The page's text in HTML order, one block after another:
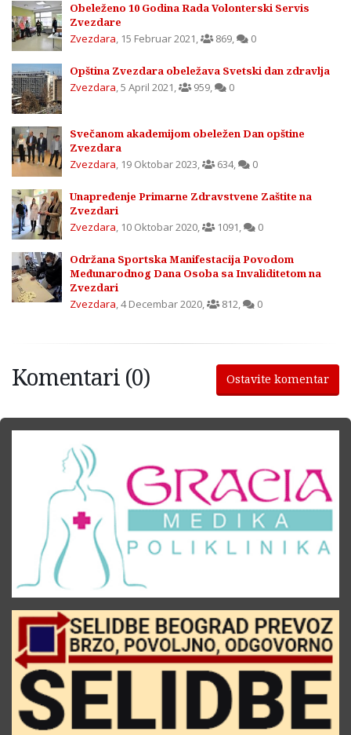
Obeleženo 10 Godina Rada Volonterski Servis
Zvezdare
Zvezdara, 15 Februar 2021, 869, 0
Opština Zvezdara obeležava Svetski dan zdravlja
Zvezdara,5 April 2021, 959, 0
Svečanom akademijom obeležen Dan opštine
Zvezdara
Zvezdara, 19 Oktobar 2023, 634, 0
Unapređenje Primarne Zdravstvene Zaštite na
Zvezdari
Zvezdara, 10 Oktobar 2020, 1091, 0
Održana Sportska Manifestacija Povodom
Međunarodnog Dana Osoba sa Invaliditetom na
Zvezdari
Zvezdara,4 Decembar 2020, 812, 0
Komentari (0) Ostavite komentar